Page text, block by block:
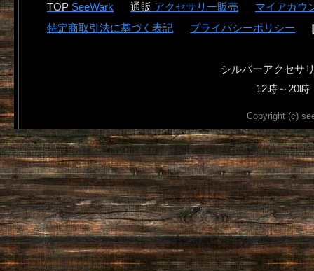
SeeWark アクセサリー販売
マイアカウ
特定商取引法に基づく表記
プライバシーポリシー
シルバーアクセサ
12時～
Copyright (c)